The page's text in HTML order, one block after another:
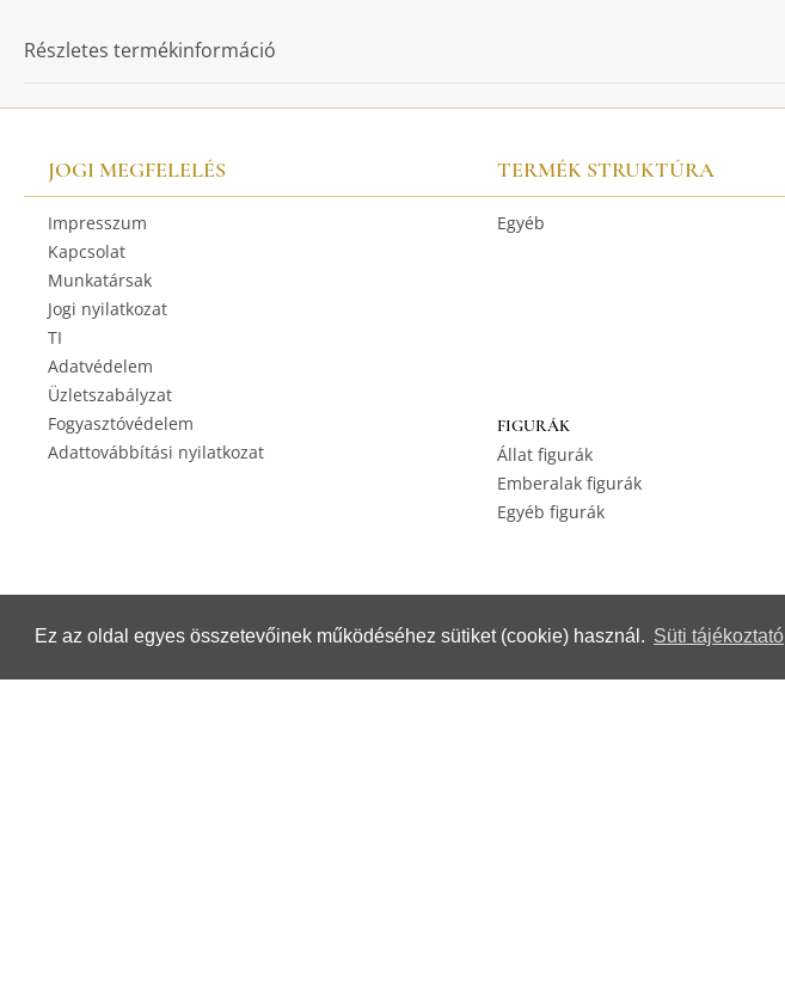
Ez az oldal egyes összetevőinek működéséhez sütiket (cookie) használ. Süti tájékoztató
Részletes termékinformáció
JOGI MEGFELELÉS
Impresszum
Kapcsolat
Munkatársak
Jogi nyilatkozat
TI
Adatvédelem
Üzletszabályzat
Fogyasztóvédelem
Adattovábbítási nyilatkozat
TERMÉK STRUKTÚRA
Egyéb
FIGURÁK
Állat figurák
Emberalak figurák
Egyéb figurák